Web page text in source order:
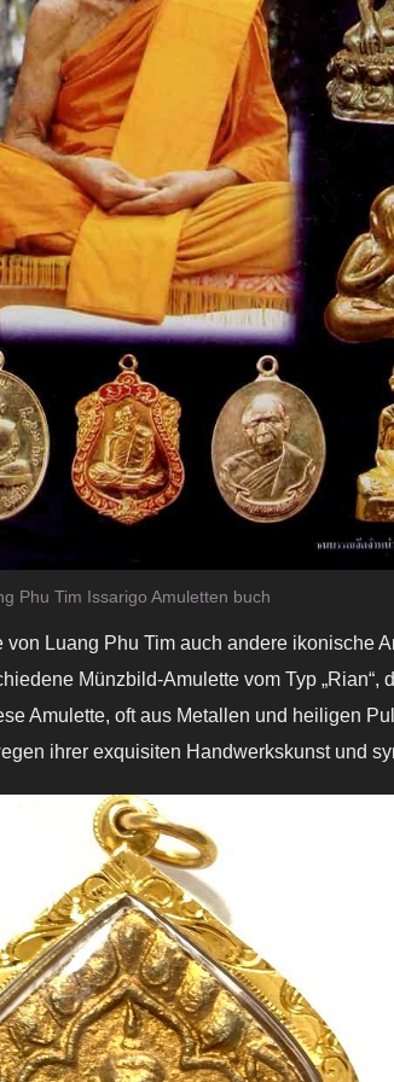
Phu Tim Issarigo Amuletten buch
von Luang Phu Tim auch andere ikonische
Münzbild-Amulette vom Typ „Rian“,
Amulette, oft aus Metallen und heiligen
ihrer exquisiten Handwerkskunst und